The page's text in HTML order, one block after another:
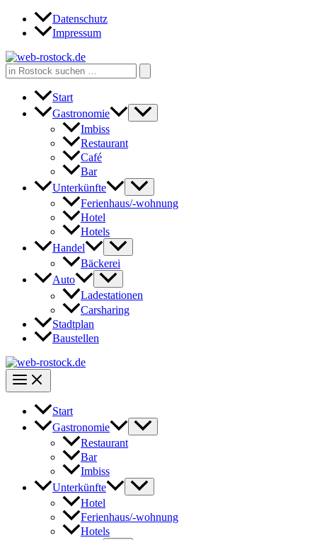
Zum
Inhalt
Datenschutz
Impressum
Search
for:
Start
Gastronomie
Imbiss
Restaurant
Café
Bar
Unterkünfte
Ferienhaus/-wohnung
Hotel
Hotels
Handel
Bäckerei
Auto
Ladestationen
Carsharing
Stadtplan
Baustellen
Start
Gastronomie
Restaurant
Bar
Imbiss
Unterkünfte
Hotel
Ferienhaus/-wohnung
Hotels